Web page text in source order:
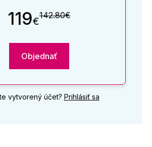
119€142.80€
Objednať
vytvorený účet? Prihlásiť sa